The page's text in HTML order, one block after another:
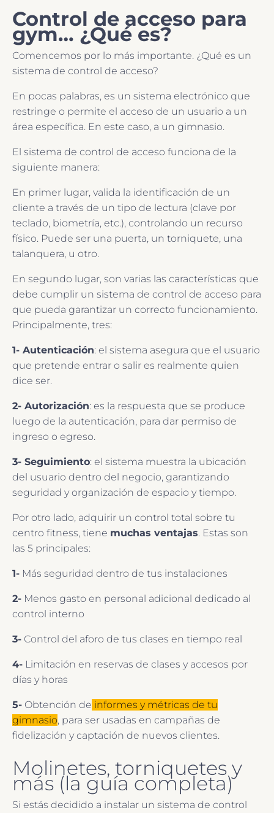
Control de acceso para
gym… ¿Qué es?
Comencemos por lo más importante. ¿Qué es un
sistema de control de acceso?
En pocas palabras, es un sistema electrónico que
restringe o permite el acceso de un usuario a un
área específica. En este caso, a un gimnasio.
El sistema de control de acceso funciona de la
siguiente manera:
En primer lugar, valida la identificación de un
cliente a través de un tipo de lectura (clave por
teclado, biometría, etc.), controlando un recurso
físico. Puede ser una puerta, un torniquete, una
talanquera, u otro.
En segundo lugar, son varias las características que
debe cumplir un sistema de control de acceso para
que pueda garantizar un correcto funcionamiento.
Principalmente, tres:
1- Autenticación: el sistema asegura que el usuario
que pretende entrar o salir es realmente quien
dice ser.
2- Autorización: es la respuesta que se produce
luego de la autenticación, para dar permiso de
ingreso o egreso.
3- Seguimiento: el sistema muestra la ubicación
del usuario dentro del negocio, garantizando
seguridad y organización de espacio y tiempo.
Por otro lado, adquirir un control total sobre tu
centro fitness, tiene muchas ventajas. Estas son
las 5 principales:
1- Más seguridad dentro de tus instalaciones
2- Menos gasto en personal adicional dedicado al
control interno
3- Control del aforo de tus clases en tiempo real
4- Limitación en reservas de clases y accesos por
días y horas
5- Obtención de informes y métricas de tu
gimnasio, para ser usadas en campañas de
fidelización y captación de nuevos clientes.
Molinetes, torniquetes y
más (la guía completa)
Si estás decidido a instalar un sistema de control